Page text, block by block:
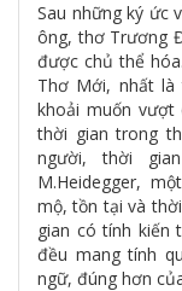
Sau những ký ức
ông, thơ Trương
được chủ thể
Thơ Mới, nhất là
khoải muốn vượt
thời gian trong
người, thời
M.Heidegger,
mộ, tồn tại và
gian có tính kiến
đều mang tính
ngữ, đúng hơn